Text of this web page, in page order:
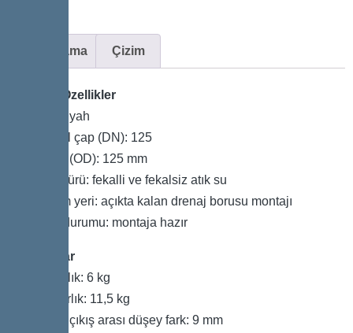
Açıklama Çizim
Genel Özellikler
Renk: siyah
Nominal çap (DN): 125
Dış çap (OD): 125 mm
Atık su türü: fekalli ve fekalsiz atık su
Kurulum yeri: açıkta kalan drenaj borusu montajı
Teslim durumu: montaja hazır
Boyutlar
Net ağırlık: 6 kg
Brüt ağırlık: 11,5 kg
Giriş ve çıkış arası düşey fark: 9 mm